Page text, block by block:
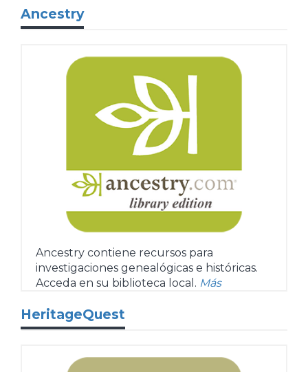
Ancestry
Ancestry contiene recursos para
investigaciones genealógicas e históricas.
Acceda en su biblioteca local. Más
HeritageQuest